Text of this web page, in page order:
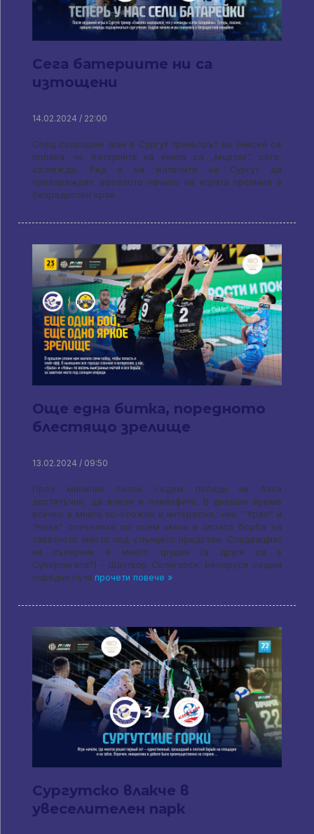
Сега батериите ни са
изтощени
14.02.2024 / 22:00
След скорошен мач в Сургут треньорът на Енисей се
оплака, че батериите на екипа са „мъртви“. сега,
изглежда, Ред е на жителите на Сургут да
презареждат: веселото начало на играта премина в
безрадостен край.
Още една битка, поредното
блестящо зрелище
13.02.2024 / 09:50
През миналия сезон седем победи ни бяха
достатъчни, да влезе в плейофите. В днешно време
всичко е много по-сложно и интересно.: ние, "Урал" и
"Нова" спечелиха по осем мача и цялата борба за
заветното място под слънцето предстои. Следващият
ни съперник е много труден (а други са в
Суперлигата?) – Шахтьор Солигорск. Беларуси седем
поредни пъти прочети повече »
Сургутско влакче в
увеселителен парк